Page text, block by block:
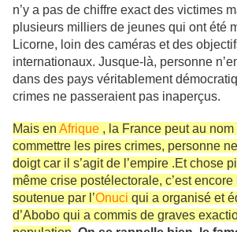
n’y a pas de chiffre exact des victimes
plusieurs milliers de jeunes qui ont été
Licorne, loin des caméras et des
internationaux. Jusque-là, personne
dans des pays véritablement
crimes ne passeraient pas inaperçus.
Mais en Afrique , la France peut au
commettre les pires crimes, personne
doigt car il s’agit de l’empire .Et chose
même crise postélectorale, c’est encore
soutenue par l’Onuci qui a organisé et
d’Abobo qui a commis de graves